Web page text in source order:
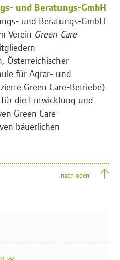
und Beratungs-GmbH
und Beratungs-GmbH
Verein Green Care
Österreichischer
für Agrar- und
Green Care-Betriebe)
die Entwicklung und
Green Care-
bäuerlichen
nach oben